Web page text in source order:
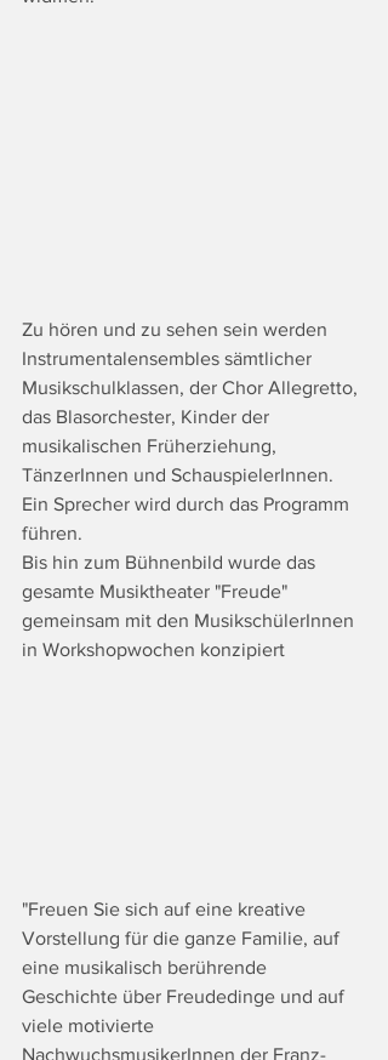
Zu hören und zu sehen sein werden
Instrumentalensembles sämtlicher
Musikschulklassen, der Chor Allegretto,
das Blasorchester, Kinder der
musikalischen Früherziehung,
TänzerInnen und SchauspielerInnen.
Ein Sprecher wird durch das Programm
führen.
Bis hin zum Bühnenbild wurde das
gesamte Musiktheater "Freude"
gemeinsam mit den MusikschülerInnen
in Workshopwochen konzipiert
"Freuen Sie sich auf eine kreative
Vorstellung für die ganze Familie, auf
eine musikalisch berührende
Geschichte über Freudedinge und auf
viele motivierte
NachwuchsmusikerInnen der Franz-